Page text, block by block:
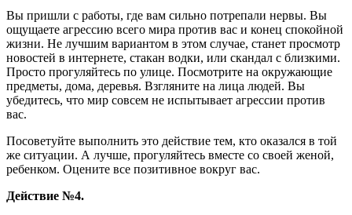
Вы пришли с работы, где вам сильно потрепали нервы. Вы
ощущаете агрессию всего мира против вас и конец спокойной
жизни. Не лучшим вариантом в этом случае, станет просмотр
новостей в интернете, стакан водки, или скандал с близкими.
Просто прогуляйтесь по улице. Посмотрите на окружающие
предметы, дома, деревья. Взгляните на лица людей. Вы
убедитесь, что мир совсем не испытывает агрессии против
вас.
Посоветуйте выполнить это действие тем, кто оказался в той
же ситуации. А лучше, прогуляйтесь вместе со своей женой,
ребенком. Оцените все позитивное вокруг вас.
Действие №4.